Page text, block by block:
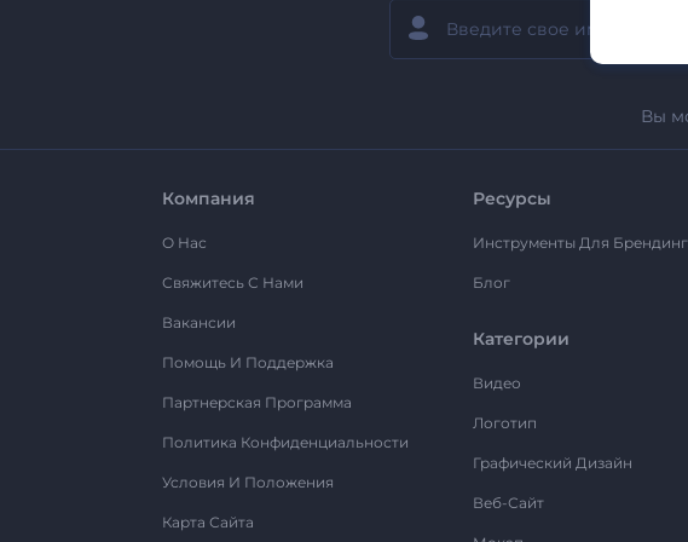
Вы
Компания
О Нас
Свяжитесь С Нами
Вакансии
Помощь И Поддержка
Партнерская Программа
Политика Конфиденциальности
Условия И Положения
Карта Сайта
Ресурсы
Инструменты Для
Блог
Категории
Видео
Логотип
Графический Дизайн
Веб-Сайт